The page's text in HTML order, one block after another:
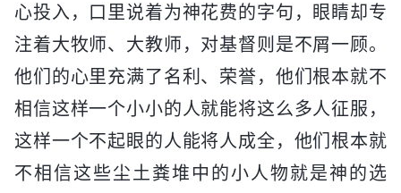
心投入，口里说着为神花费的字句，眼睛却专
注着大牧师、大教师，对基督则是不屑一顾。
他们的心里充满了名利、荣誉，他们根本就不
相信这样一个小小的人就能将这么多人征服，
这样一个不起眼的人能将人成全，他们根本就
不相信这些尘土粪堆中的小人物就是神的选